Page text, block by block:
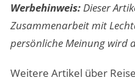
Werbehinweis:Dieser
Zusammenarbeit mit
persönliche Meinung wird
Weitere Artikel über